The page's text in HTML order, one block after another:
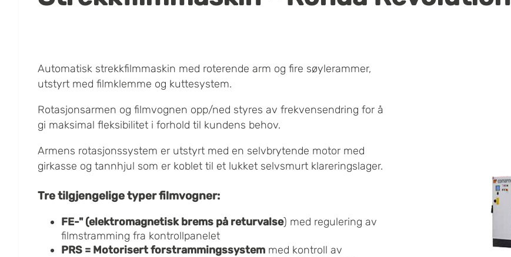
Automatisk strekkfilmmaskin med roterende arm og fire søylerammer,
utstyrt med filmklemme og kuttesystem.
Rotasjonsarmen og filmvognen opp/ned styres av frekvensendring for å
gi maksimal fleksibilitet i forhold til kundens behov.
Armens rotasjonssystem er utstyrt med en selvbrytende motor med
girkasse og tannhjul som er koblet til et lukket selvsmurt klareringslager.
Tre tilgjengelige typer filmvogner:
FE-" (elektromagnetisk brems på returvalse) med regulering av
filmstramming fra kontrollpanelet
PRS = Motorisert forstrammingssystem med kontroll av